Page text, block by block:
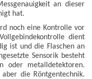
an dieser
hat.
noch eine Kontrolle vor
dient
ist und die Flaschen an
Sensorik besteht
oder metalldetektoren.
die Röntgentechnik.